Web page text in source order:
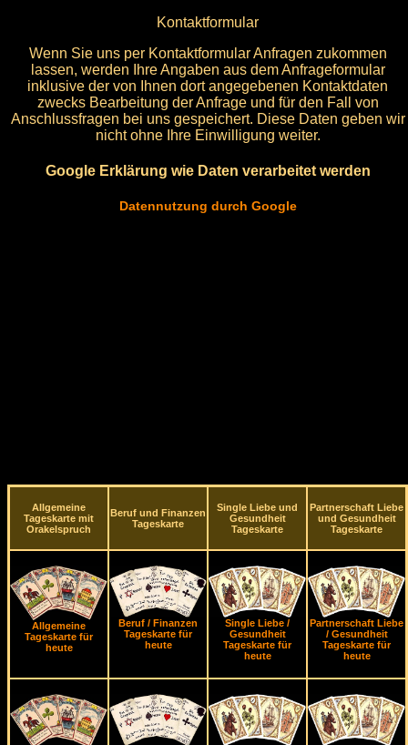
Kontaktformular
Wenn Sie uns per Kontaktformular Anfragen zukommen
lassen, werden Ihre Angaben aus dem Anfrageformular
inklusive der von Ihnen dort angegebenen Kontaktdaten
zwecks Bearbeitung der Anfrage und für den Fall von
Anschlussfragen bei uns gespeichert. Diese Daten geben wir
nicht ohne Ihre Einwilligung weiter.
Google Erklärung wie Daten verarbeitet werden
Datennutzung durch Google
Allgemeine
Tageskarte mit
Orakelspruch
Beruf und Finanzen
Tageskarte
Single Liebe und
Gesundheit
Tageskarte
Partnerschaft Liebe
und Gesundheit
Tageskarte
Allgemeine
Tageskarte für
heute
Beruf / Finanzen
Tageskarte für
heute
Single Liebe /
Gesundheit
Tageskarte für
heute
Partnerschaft Liebe
/ Gesundheit
Tageskarte für
heute